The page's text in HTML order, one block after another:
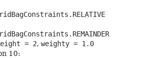
= 2, weighty = 1.0
10: